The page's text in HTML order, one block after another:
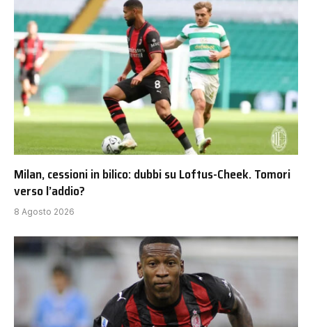
Milan, cessioni in bilico: dubbi su Loftus-Cheek. Tomori
verso l’addio?
8 Agosto 2026